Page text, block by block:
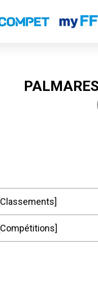
Classements
Compétitions